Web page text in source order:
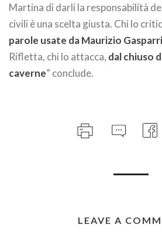
Martina di darli la responsabilità
civili è una scelta giusta. Chi lo
parole usate da Maurizio Gasparri
Rifletta, chi lo attacca, dal chiuso
caverne” conclude.
LEAVE A